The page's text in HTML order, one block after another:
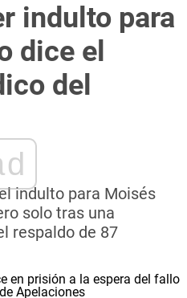
indulto para
dice el
del
indulto para Moisés
solo tras una
respaldo de 87